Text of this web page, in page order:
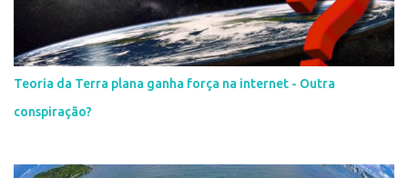
Teoria da Terra plana ganha força na internet - Outra
conspiração?